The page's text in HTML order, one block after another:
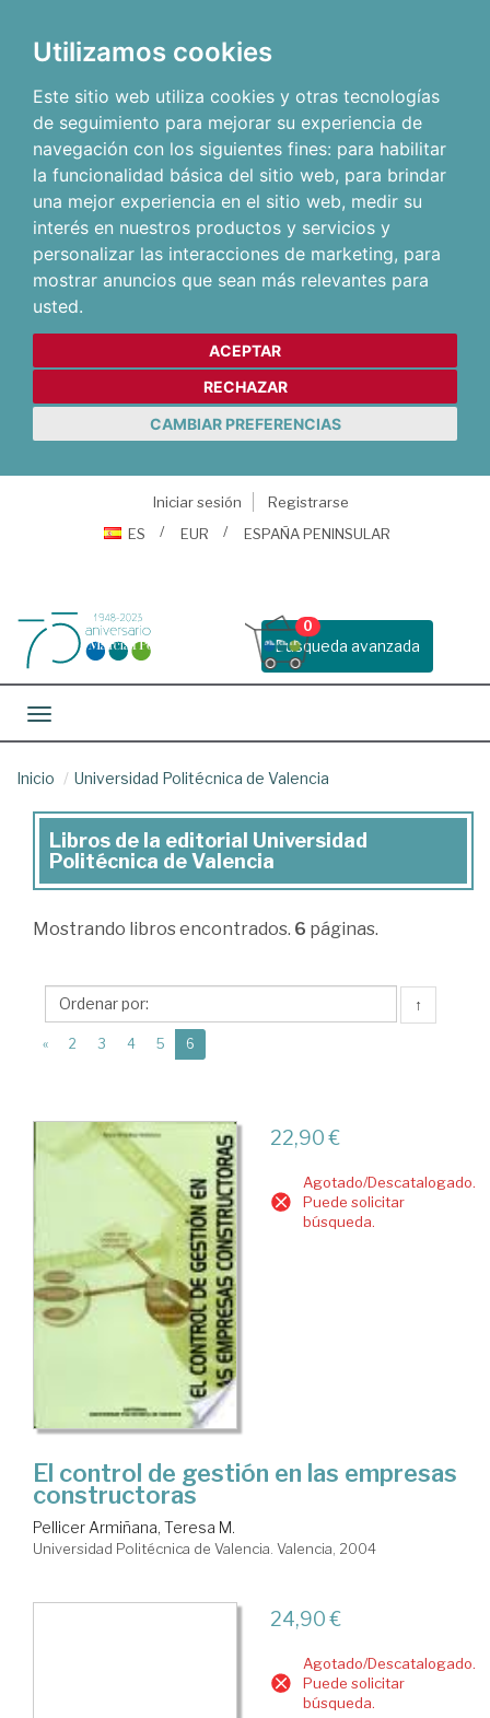
Utilizamos cookies
Este sitio web utiliza cookies y otras tecnologías
de seguimiento para mejorar su experiencia de
navegación con los siguientes fines: para habilitar
la funcionalidad básica del sitio web, para brindar
una mejor experiencia en el sitio web, medir su
interés en nuestros productos y servicios y
personalizar las interacciones de marketing, para
mostrar anuncios que sean más relevantes para
usted.
ACEPTAR
RECHAZAR
CAMBIAR PREFERENCIAS
Iniciar sesión
Registrarse
ES
EUR ESPAÑA PENINSULAR
Busqueda avanzada
0
Toggle navigation
Inicio Universidad Politécnica de Valencia
Libros
de
la
Universidad
Politécnica
de
Libros de la editorial Universidad
Politécnica de Valencia
Mostrando libros encontrados. 6 páginas.
↑
« 2 3 4 5 6
22,90 €
Agotado/Descatalogado.
Puede solicitar
búsqueda.
El control de gestión en las empresas
constructoras
Pellicer Armiñana, Teresa M.
Universidad Politécnica de Valencia. Valencia, 2004
24,90 €
Agotado/Descatalogado.
Puede solicitar
búsqueda.